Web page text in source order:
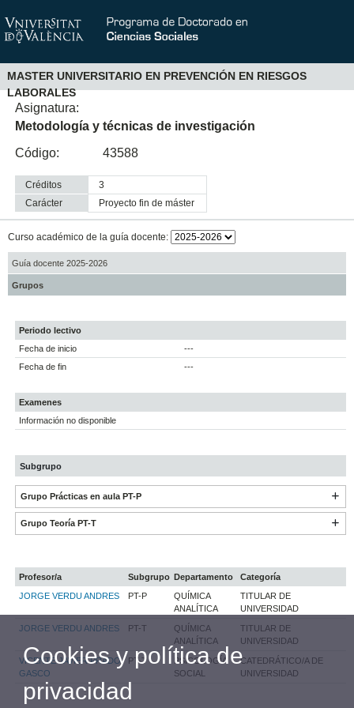
MASTER UNIVERSITARIO EN PREVENCIÓN EN RIESGOS
LABORALES
Asignatura:
Metodología y técnicas de investigación
Código:
43588
Créditos
3
Carácter
proyecto fin de máster
Curso académico de la guía docente:
Guía docente 2025-2026
Grupos
Periodo lectivo
Fecha de inicio
---
Fecha de fin
---
Examenes
Información no disponible
Subgrupo
Grupo Prácticas en aula PT-P
Grupo Teoría PT-T
Profesor/a Subgrupo Departamento
Categoría
JORGE VERDU ANDRES
PT-P
QUÍMICA
ANALÍTICA
TITULAR DE
UNIVERSIDAD
JORGE VERDU ANDRES PT-T
QUÍMICA
ANALÍTICA
TITULAR DE
UNIVERSIDAD
VICENTE JAVIER PRADO
GASCO
PT-T
PSICOLOGÍA
SOCIAL
CATEDRÁTICO/A DE
UNIVERSIDAD
Cookies y política de
privacidad